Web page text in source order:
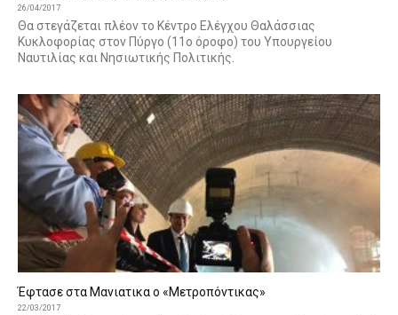
26/04/2017
Θα στεγάζεται πλέον το Κέντρο Ελέγχου Θαλάσσιας
Κυκλοφορίας στον Πύργο (11ο όροφο) του Υπουργείου
Ναυτιλίας και Νησιωτικής Πολιτικής.
Έφτασε στα Μανιατικα ο «Μετροπόντικας»
22/03/2017